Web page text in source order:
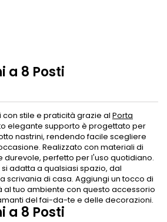
a 8 Posti
con stile e praticità grazie al Porta
elegante supporto è progettato per
nastrini, rendendo facile scegliere
Realizzato con materiali di
durevole, perfetto per l'uso quotidiano.
adatta a qualsiasi spazio, dal
scrivania di casa. Aggiungi un tocco di
al tuo ambiente con questo accessorio
del fai-da-te e delle decorazioni.
a 8 Posti